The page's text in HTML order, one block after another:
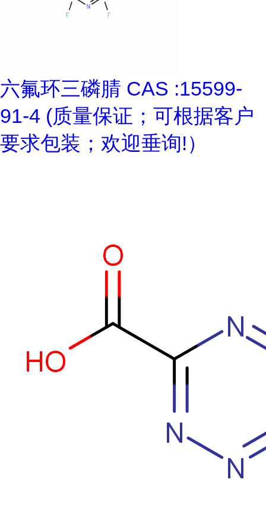
六氟环三磷腈 CAS :15599-
91-4 (质量保证；可根据客户
要求包装；欢迎垂询!）